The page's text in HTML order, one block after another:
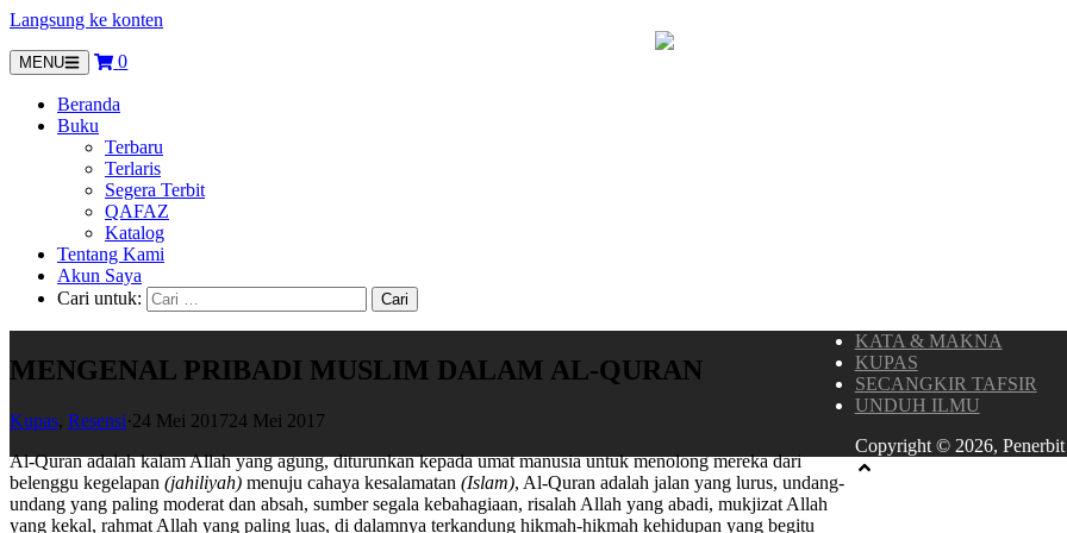
Langsung ke konten
MENU 0
Beranda
Buku
Terbaru
Terlaris
Segera Terbit
QAFAZ
Katalog
Tentang Kami
Akun Saya
Cari untuk:
MENGENAL PRIBADI MUSLIM DALAM AL-QURAN
Kupas, Resensi·24 Mei 201724 Mei 2017
Al-Quran adalah kalam Allah yang agung, diturunkan kepada umat manusia untuk menolong mereka dari
belenggu kegelapan (jahiliyah) menuju cahaya kesalamatan (Islam), Al-Quran adalah jalan yang lurus, undang-
undang yang paling moderat dan absah, sumber segala kebahagiaan, risalah Allah yang abadi, mukjizat Allah
yang kekal, rahmat Allah yang paling luas, di dalamnya terkandung hikmah-hikmah kehidupan yang begitu
KATA & MAKNA
KUPAS
SECANGKIR TAFSIR
UNDUH ILMU
Copyright © 2026,